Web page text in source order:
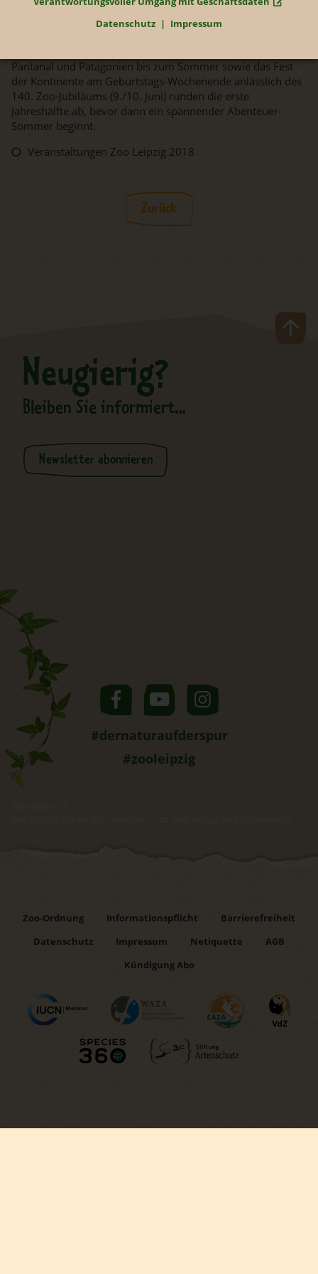
besondere Flair im Großstadtdschungel und einen
exotischen Kurzurlaub mitten in Leipzig.
Pantanal und Patagonien bis zum Sommer sowie das Fest
der Kontinente am Geburtstags-Wochenende anlässlich des
140. Zoo-Jubiläums (9./10. Juni) runden die erste
Jahreshälfte ab, bevor dann ein spannender Abenteuer-
Sommer beginnt.
Veranstaltungen Zoo Leipzig 2018
Zurück
Neugierig?
Bleiben Sie informiert...
Newsletter abonnieren
#dernaturaufderspur
#zooleipzig
Zoo-Ordnung Informationspflicht
Barrierefreiheit
Datenschutz
Impressum Netiquette
AGB
Kündigung Abo
Datenschutz
Impressum